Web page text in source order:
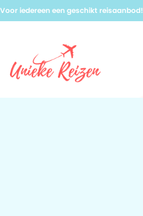
Voor iedereen een geschikt reisaanbod!